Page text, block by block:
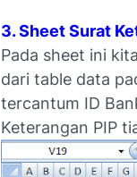
3. Sheet Surat
Pada sheet ini
dari table data
tercantum ID
Keterangan PIP